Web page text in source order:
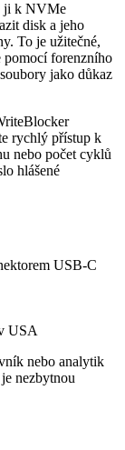
ji k NVMe
disk a jeho
To je užitečné,
pomocí forenzního
jako důkaz
rychlý přístup k
nebo počet cyklů
hlášené
USB-C
USA
nebo analytik
nezbytnou